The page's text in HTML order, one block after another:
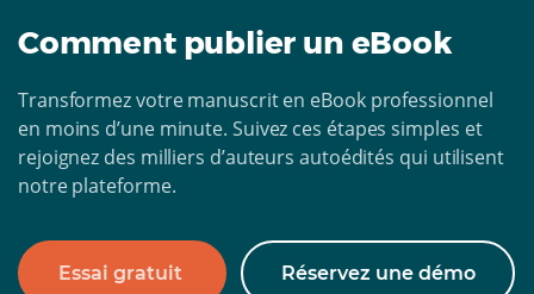
Comment publier un eBook
Transformez votre manuscrit en eBook professionnel
en moins d’une minute. Suivez ces étapes simples et
rejoignez des milliers d’auteurs autoédités qui utilisent
notre plateforme.
Essai gratuit Réservez une démo